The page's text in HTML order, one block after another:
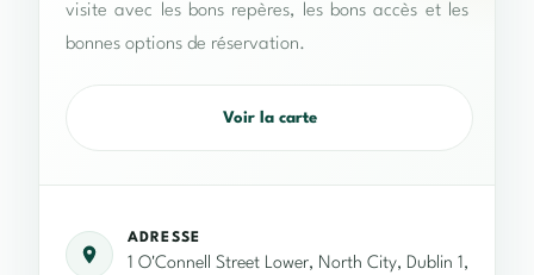
visite avec les bons repères, les bons accès et les
bonnes options de réservation.
Voir la carte
ADRESSE
1 O'Connell Street Lower, North City, Dublin 1,